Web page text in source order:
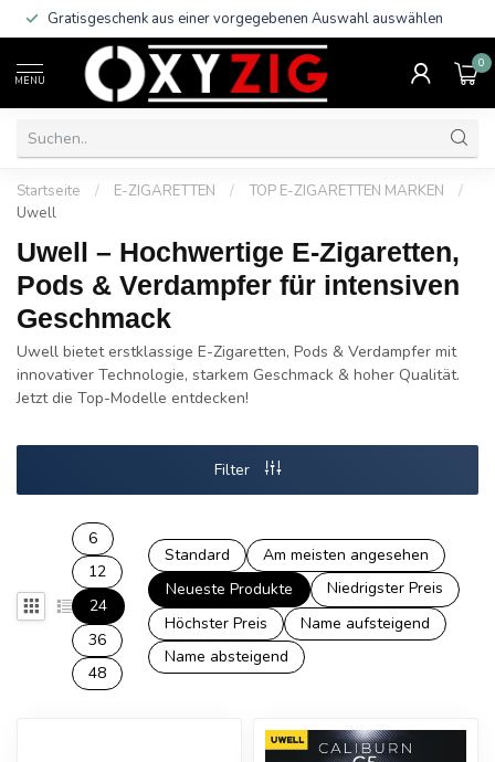
Gratisgeschenk aus einer vorgegebenen Auswahl auswählen
MENU
0
Startseite / E-ZIGARETTEN / TOP E-ZIGARETTEN MARKEN
/
Uwell
Uwell – Hochwertige E-Zigaretten,
Pods & Verdampfer für intensiven
Geschmack
Uwell bietet erstklassige E-Zigaretten, Pods & Verdampfer mit
innovativer Technologie, starkem Geschmack & hoher Qualität.
Jetzt die Top-Modelle entdecken!
Filter
6
12
24
36
48
Standard
Am meisten angesehen
Neueste Produkte
Niedrigster Preis
Höchster Preis
Name aufsteigend
Name absteigend